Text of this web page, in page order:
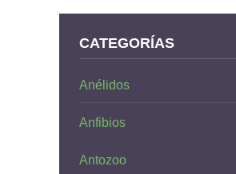
CATEGORÍAS
Anélidos
Anfibios
Antozoo